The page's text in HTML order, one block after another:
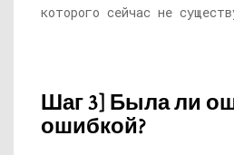
которого сейчас не
Шаг 3] Была ли
ошибкой?